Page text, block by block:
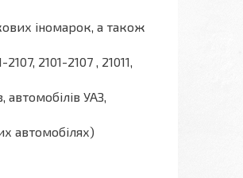
іномарок, а також
2101-2107 , 21011,
УАЗ,
автомобілях)